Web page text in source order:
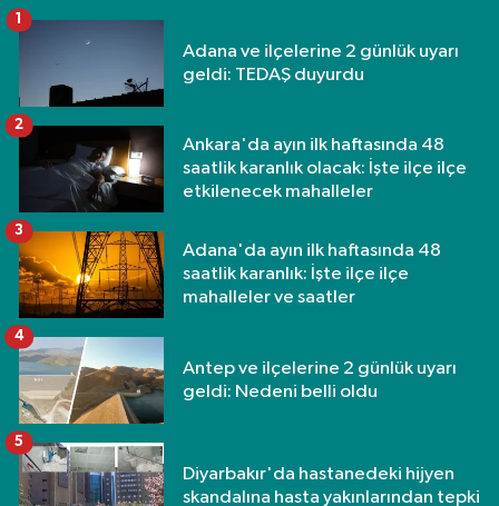
Adana ve ilçelerine 2 günlük uyarı
geldi: TEDAŞ duyurdu
1
Ankara'da ayın ilk haftasında 48
saatlik karanlık olacak: İşte ilçe ilçe
etkilenecek mahalleler
2
Adana'da ayın ilk haftasında 48
saatlik karanlık: İşte ilçe ilçe
mahalleler ve saatler
3
Antep ve ilçelerine 2 günlük uyarı
geldi: Nedeni belli oldu
4
Diyarbakır'da hastanedeki hijyen
skandalına hasta yakınlarından tepki
5